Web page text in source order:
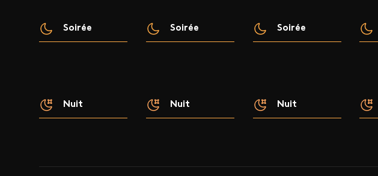
Soirée Soirée Soirée
Nuit Nuit Nuit